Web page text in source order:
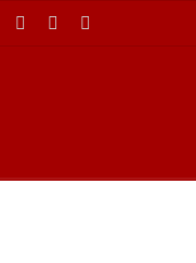
Facebook YouTube